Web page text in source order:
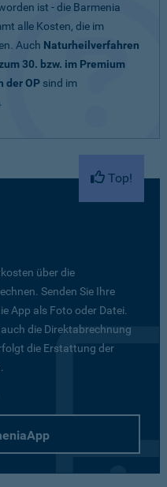
ist - die Barmenia
alle Kosten, die im
Auch Naturheilverfahren
30. bzw. im Premium
der OP sind im
Top!
über die
Senden Sie Ihre
App als Foto oder Datei.
die Direktabrechnung
die Erstattung der